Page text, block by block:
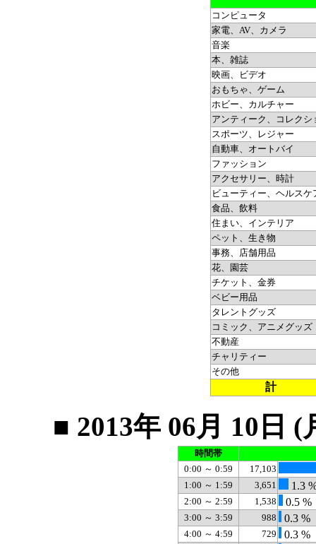
コンピュータ
家電、AV、カメラ
音楽
本、雑誌
映画、ビデオ
おもちゃ、ゲーム
ホビー、カルチャー
アンティーク、コレクシ
スポーツ、レジャー
自動車、オートバイ
ファッション
アクセサリー、時計
ビューティー、ヘルスケ
食品、飲料
住まい、インテリア
ペット、生き物
事務、店舗用品
花、園芸
チケット、金券
ベビー用品
タレントグッズ
コミック、アニメグッズ
不動産
チャリティー
その他
計
■ 2013年 06月 10日
時間帯
0:00 ～ 0:59
17,103
1:00 ～ 1:59
3,651 1.3
2:00 ～ 2:59 1,538 0.5 %
3:00 ～ 3:59 988 0.3 %
4:00 ～ 4:59 729 0.3 %